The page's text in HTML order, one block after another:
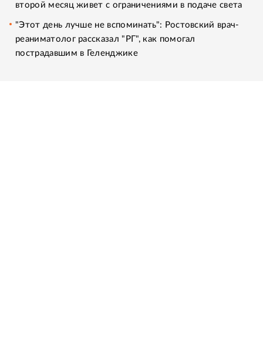
второй месяц живет с ограничениями в подаче света
"Этот день лучше не вспоминать": Ростовский врач-
реаниматолог рассказал "РГ", как помогал
пострадавшим в Геленджике